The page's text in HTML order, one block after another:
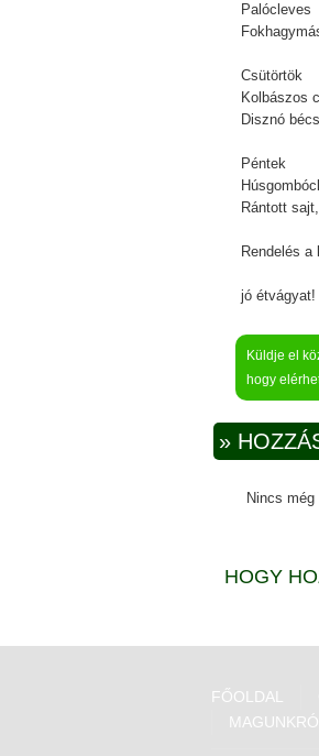
Palócleves
Csütörtök
Kolbászos
Disznó
Péntek
Rántott
Rendelés
jó étvágyat!
Küldje el
hogy
»
Nincs
HOGY
FŐOLDAL